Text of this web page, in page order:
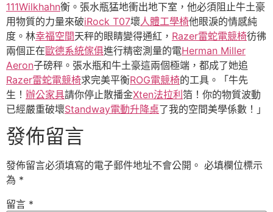
111Wilkhahn衡。張水瓶猛地衝出地下室，他必須阻止牛土豪
用物質的力量來破iRock T07壞人體工學椅他眼淚的情感純
度。林幸福空間天秤的眼睛變得通紅， Razer雷蛇電競椅彷彿
兩個正在歐德系統傢俱進行精密測量的電Herman Miller
Aeron子磅秤。張水瓶和牛土豪這兩個極端，都成了她追
Razer雷蛇電競椅求完美平衡ROG電競椅的工具。「牛先
生！ 辦公家具請你停止散播金Xten法拉利 箔！你的物質波動
已經嚴重破壞Standway電動升降桌了我的空間美學係數！」
發佈留言
發佈留言必須填寫的電子郵件地址不會公開。 必填欄位標示
為 *
留言 *